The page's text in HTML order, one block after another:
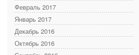
Февраль 2017
Январь 2017
Декабрь 2016
Октябрь 2016